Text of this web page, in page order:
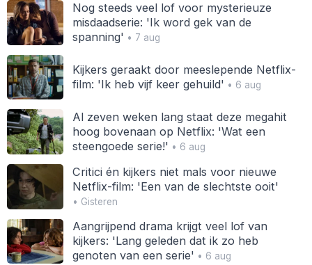
Nog steeds veel lof voor mysterieuze
misdaadserie: 'Ik word gek van de
spanning' • 7 aug
Kijkers geraakt door meeslepende Netflix-
film: 'Ik heb vijf keer gehuild' • 6 aug
Al zeven weken lang staat deze megahit
hoog bovenaan op Netflix: 'Wat een
steengoede serie!' • 6 aug
Critici én kijkers niet mals voor nieuwe
Netflix-film: 'Een van de slechtste ooit'
• Gisteren
Aangrijpend drama krijgt veel lof van
kijkers: 'Lang geleden dat ik zo heb
genoten van een serie' • 6 aug